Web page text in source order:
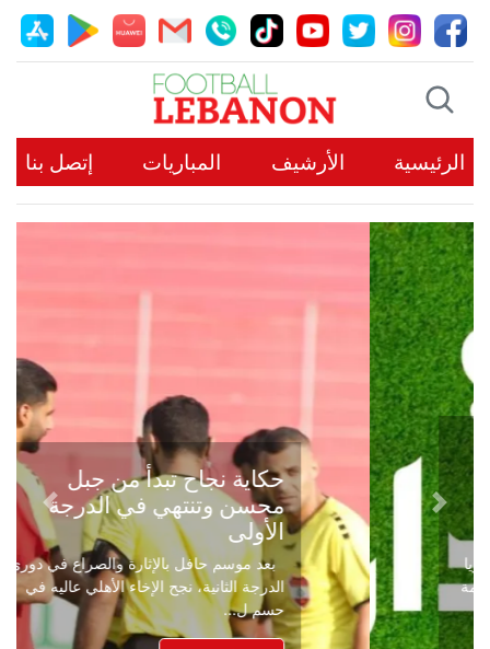
الرئيسية الأرشيف المباريات إتصل بنا
حكاية نجاح تبدأ من جبل
محسن وتنتهي في الدرجة
الأولى
بعد موسم حافل بالإثارة والصراع في دوري
الدرجة الثانية، نجح الإخاء الأهلي عاليه في
حسم ل...
Previous
Next